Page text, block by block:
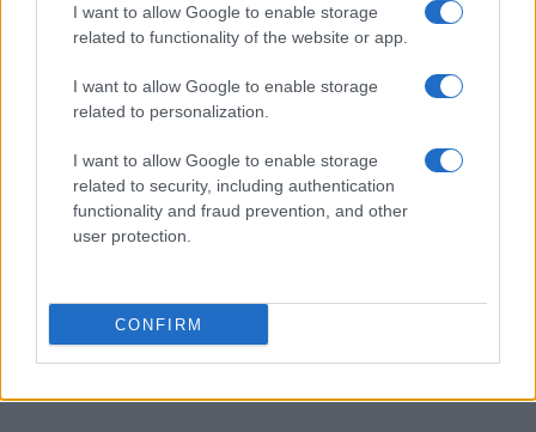
I want to allow Google to enable storage
related to functionality of the website or app.
I want to allow Google to enable storage
related to personalization.
I want to allow Google to enable storage
related to security, including authentication
functionality and fraud prevention, and other
user protection.
CONFIRM
FUORI PORTA
Dalla gloria di Coppi al declino attuale: l’allarme per il
ciclismo italiano